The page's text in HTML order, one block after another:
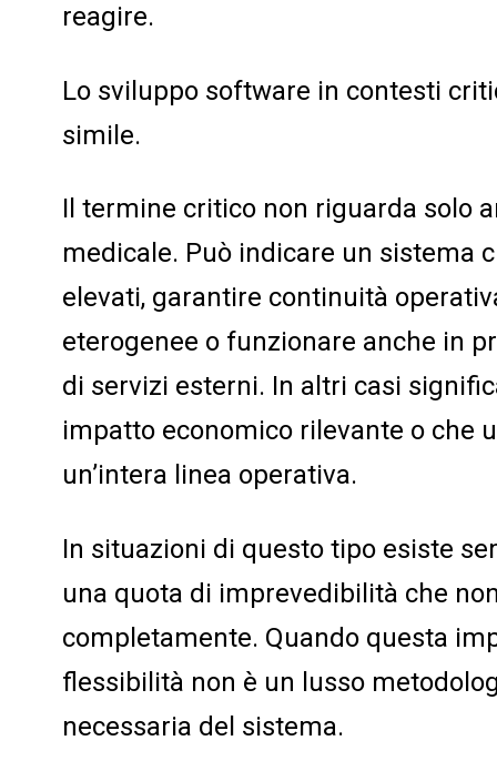
reagire.
Lo sviluppo software in contesti
simile.
Il termine critico non riguarda solo
medicale. Può indicare un sistema
elevati, garantire continuità
eterogenee o funzionare anche in
di servizi esterni. In altri casi
impatto economico rilevante o che
un’intera linea operativa.
In situazioni di questo tipo esiste
una quota di imprevedibilità che
completamente. Quando questa
flessibilità non è un lusso
necessaria del sistema.